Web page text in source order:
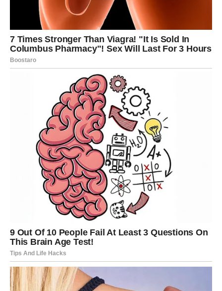
PORUKA STIŽE U TRENUTKU KADA VAM
JE NAJPOTREBNIJA
Rakovi su među najvećim favoritima ovog dnevnog
Zvijezde simbolično ukazuju da vam ponedjeljak donosi
razgovor, vijest ili znak koji će vam pomoći da donesete
važnu odluku. Ono što vas je dugo opterećivalo počinje
se raspetljavati, a vi ćete osjetiti veliko olakšanje.
Dan je posebno povoljan za ljubavne i porodične odnose.
Poruka zvijezda
Vjerujte svojoj intuiciji – ona vas vodi u dobrom smjeru.
LAV